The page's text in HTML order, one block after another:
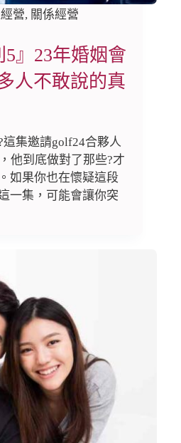
營, 關係經營
5』23年婚姻會
人不敢說的真
集邀請golf24合夥人
他到底做對了那些?才
如果你也在懷疑這段
一集，可能會讓你突